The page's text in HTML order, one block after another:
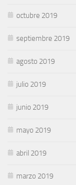
octubre 2019
septiembre 2019
agosto 2019
julio 2019
junio 2019
mayo 2019
abril 2019
marzo 2019